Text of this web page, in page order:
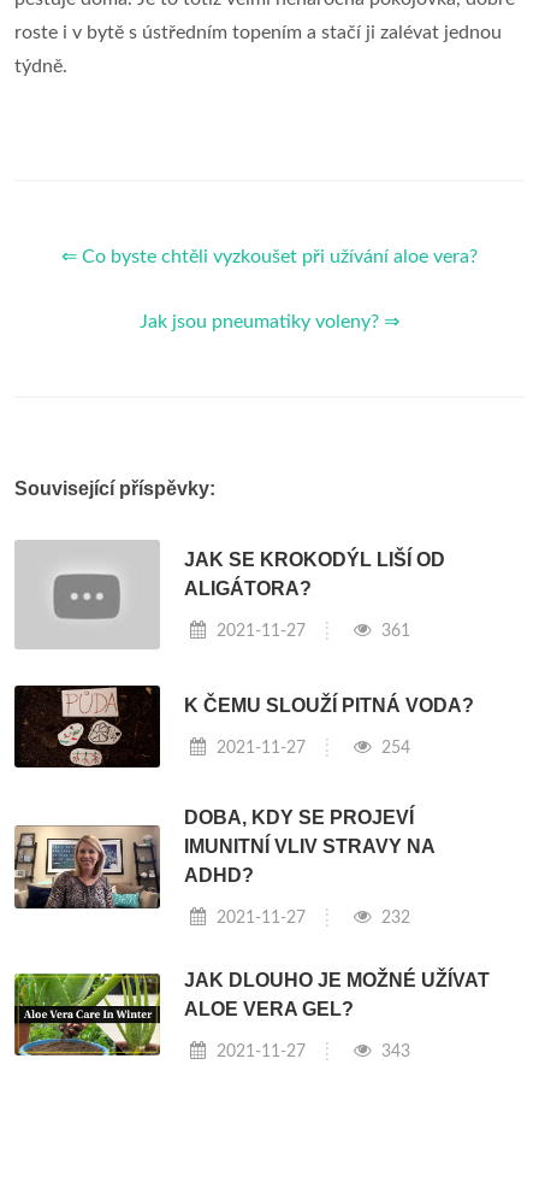
roste i v bytě s ústředním topením a stačí ji zalévat jednou
týdně.
⇐ Co byste chtěli vyzkoušet při užívání aloe vera?
Jak jsou pneumatiky voleny? ⇒
Související příspěvky:
JAK SE KROKODÝL LIŠÍ OD
ALIGÁTORA?
2021-11-27 361
K ČEMU SLOUŽÍ PITNÁ VODA?
2021-11-27 254
DOBA, KDY SE PROJEVÍ
IMUNITNÍ VLIV STRAVY NA
ADHD?
2021-11-27 232
JAK DLOUHO JE MOŽNÉ UŽÍVAT
ALOE VERA GEL?
2021-11-27 343